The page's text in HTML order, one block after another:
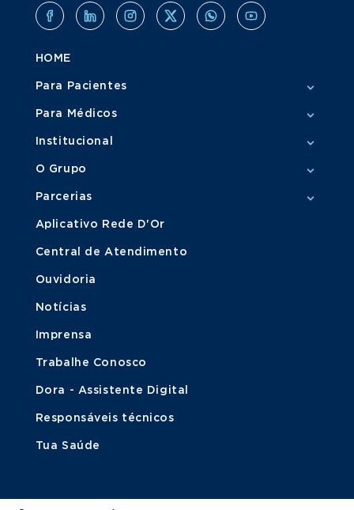
HOME
Para Pacientes
Para Médicos
Institucional
O Grupo
Parcerias
Aplicativo Rede D'Or
Central de Atendimento
Ouvidoria
Notícias
Imprensa
Trabalhe Conosco
Dora - Assistente Digital
Responsáveis técnicos
Tua Saúde